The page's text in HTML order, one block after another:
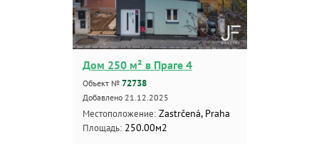
Дом 250 м² в Праге 4
Объект № 72738
Добавлено 21.12.2025
Местоположение:Zastrčená, Praha
Площадь:250.00м2